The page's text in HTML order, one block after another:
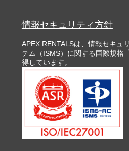
情報セキュリティ方針
APEX RENTALSは、情報セキュ
テム（ISMS）に関する国際規格
得しています。